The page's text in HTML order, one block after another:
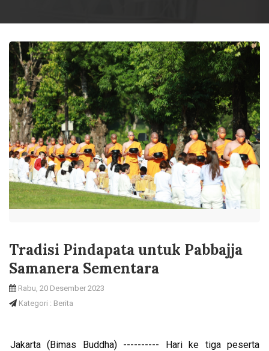
Tradisi Pindapata untuk Pabbajja
Samanera Sementara
Rabu, 20 Desember 2023
Kategori : Berita
Jakarta (Bimas Buddha) ---------- Hari ke tiga peserta